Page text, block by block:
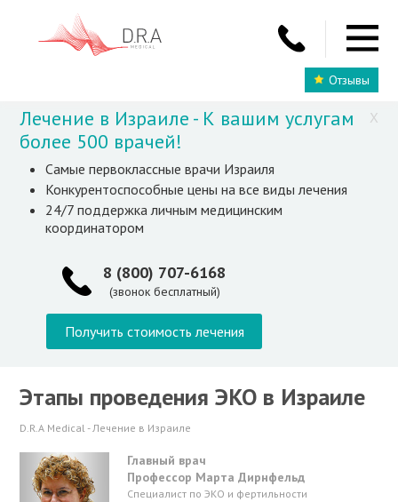
Отзывы
X
Лечение в Израиле - К вашим услугам
более 500 врачей!
Самые первоклассные врачи Израиля
Конкурентоспособные цены на все виды лечения
24/7 поддержка личным медицинским
координатором
8 (800) 707-6168
(звонок бесплатный)
Получить стоимость лечения
Этапы проведения ЭКО в Израиле
D.R.A Medical - Лечение в Израиле
Главный врач
Профессор Марта Дирнфельд
Специалист по ЭКО и фертильности